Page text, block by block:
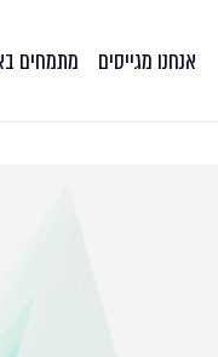
אנחנו מגייסים מתמחים